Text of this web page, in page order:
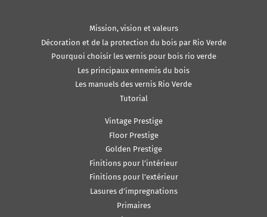
Mission, vision et valeurs
Décoration et de la protection du bois par Rio Verde
Pourquoi choisir les vernis pour bois rio verde
Les principaux ennemis du bois
Les manuels des vernis Rio Verde
Tutorial
Vintage Prestige
Floor Prestige
Golden Prestige
Finitions pour l’intérieur
Finitions pour l’extérieur
Lasures d’impregnations
Primaires